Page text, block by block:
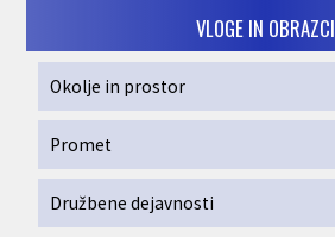
VLOGE IN OBRAZCI
Okolje in prostor
Promet
Družbene dejavnosti